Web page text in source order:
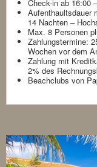
Check-in ab 16:00
Aufenthaultsdauer
14 Nachten –
Max. 8 Personen
Zahlungstermine:
Wochen vor dem
Zahlung mit
2% des
Beachclubs von